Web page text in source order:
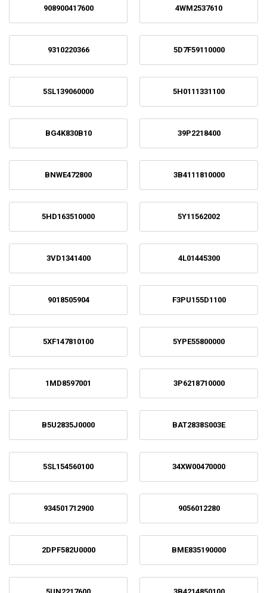
908900417600 4WM2537610
9310220366 5D7F59110000
5SL139060000 5H0111331100
BG4K830B10 39P2218400
BNWE472800 3B4111810000
5HD163510000 5Y11562002
3VD1341400 4L01445300
9018505904 F3PU155D1100
5XF147810100 5YPE55800000
1MD8597001 3P6218710000
B5U2835J0000 BAT2838S003E
5SL154560100 34XW00470000
934501712900 9056012280
2DPF582U0000 BME835190000